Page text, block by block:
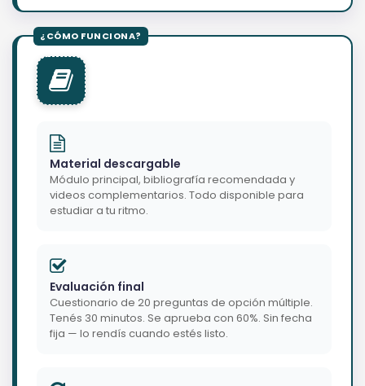
Material descargable
Módulo principal, bibliografía recomendada y
videos complementarios. Todo disponible para
estudiar a tu ritmo.
Evaluación final
Cuestionario de 20 preguntas de opción múltiple.
Tenés 30 minutos. Se aprueba con 60%. Sin fecha
fija — lo rendís cuando estés listo.